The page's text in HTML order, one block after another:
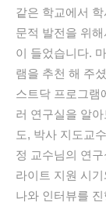
같은 학교에서
문적 발전을 위
이 들었습니다.
램을 추천 해 주
스트닥 프로그램
러 연구실을 알아
도, 박사 지도교
정 교수님의 연구
라이트 지원 시
나와 인터뷰를